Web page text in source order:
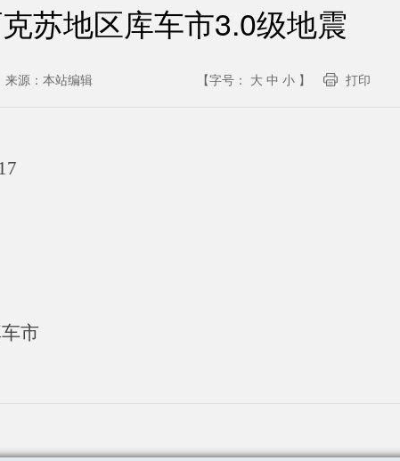
苏地区库车市3.0级地震
来源：本站编辑 【字号： 大 中 小 】 打印
市